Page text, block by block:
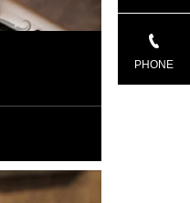
PHONE